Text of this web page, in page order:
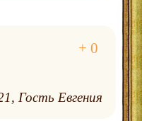
Гость Евгения